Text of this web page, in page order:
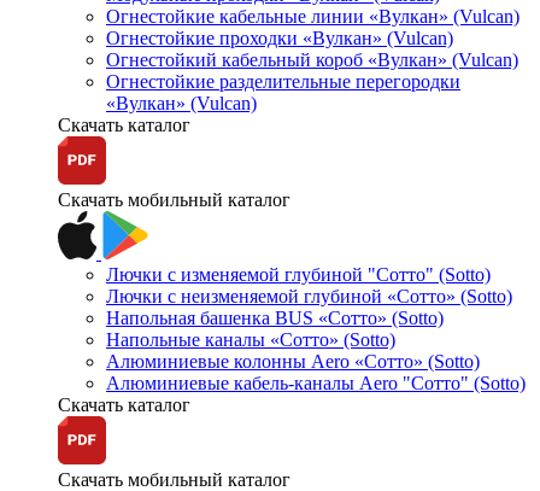
Огнестойкие кабельные линии «Вулкан» (Vulcan)
Огнестойкие проходки «Вулкан» (Vulcan)
Огнестойкий кабельный короб «Вулкан» (Vulcan)
Огнестойкие разделительные перегородки
«Вулкан» (Vulcan)
Скачать каталог
Скачать мобильный каталог
Лючки с изменяемой глубиной "Сотто" (Sotto)
Лючки с неизменяемой глубиной «Сотто» (Sotto)
Напольная башенка BUS «Сотто» (Sotto)
Напольные каналы «Сотто» (Sotto)
Алюминиевые колонны Aero «Сотто» (Sotto)
Алюминиевые кабель-каналы Aero "Сотто" (Sotto)
Скачать каталог
Скачать мобильный каталог